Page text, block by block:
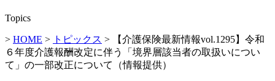
Topics
> HOME > トピックス > 【介護保険最新情報vol.1295】令和
６年度介護報酬改定に伴う「境界層該当者の取扱いについ
て」の一部改正について（情報提供）